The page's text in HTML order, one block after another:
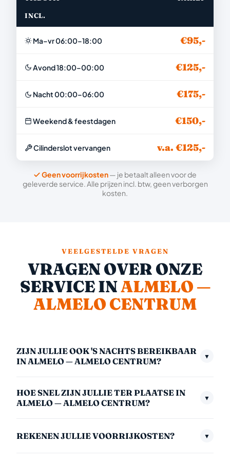
INCL.
Ma–vr 06:00–18:00 €95,-
Avond 18:00–00:00 €125,-
Nacht 00:00–06:00 €175,-
Weekend & feestdagen €150,-
Cilinderslot vervangen v.a. €125,-
Geen voorrijkosten— je betaalt alleen voor de
geleverde service. Alle prijzen incl. btw, geen verborgen
kosten.
VEELGESTELDE VRAGEN
VRAGEN OVER ONZE
SERVICE INALMELO —
ALMELO CENTRUM
ZIJN JULLIE OOK 'S NACHTS BEREIKBAAR
IN ALMELO — ALMELO CENTRUM?
▼
in het weekend en op feestdagen. Het nachttarief
HOE SNEL ZIJN JULLIE TER PLAATSE IN
ALMELO — ALMELO CENTRUM?
▼
afgelegen gebieden kan dit iets langer zijn. We
REKENEN JULLIE VOORRIJKOSTEN? ▼